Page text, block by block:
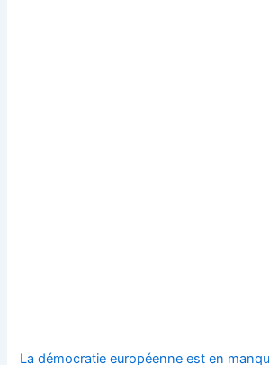
La démocratie européenne est en